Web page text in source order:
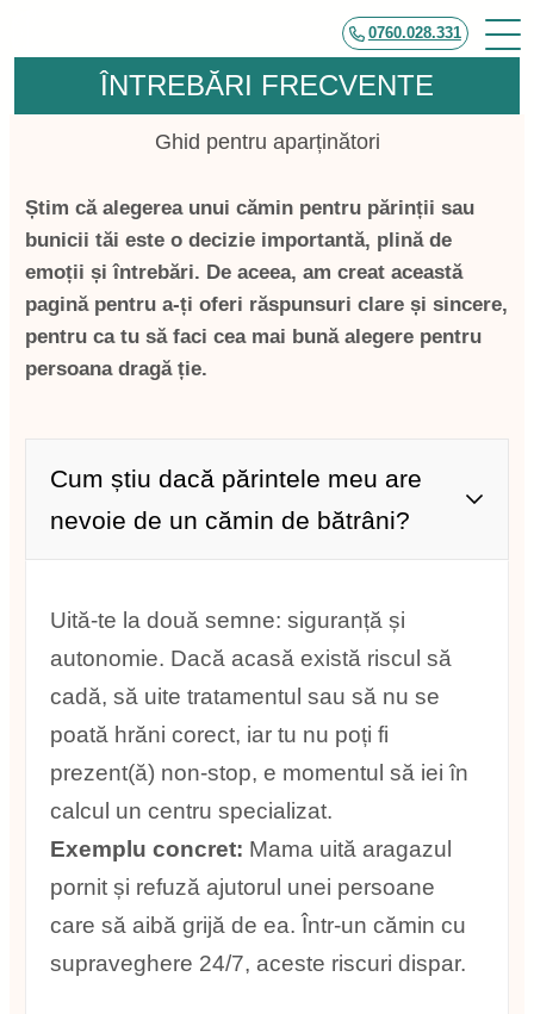
la
0760.028.331
ÎNTREBĂRI FRECVENTE
Ghid pentru aparținători
Știm că alegerea unui cămin pentru părinții sau
bunicii tăi este o decizie importantă, plină de
emoții și întrebări. De aceea, am creat această
pagină pentru a-ți oferi răspunsuri clare și sincere,
pentru ca tu să faci cea mai bună alegere pentru
persoana dragă ție.
Cum știu dacă părintele meu are
nevoie de un cămin de bătrâni?
Uită-te la două semne: siguranță și
autonomie. Dacă acasă există riscul să
cadă, să uite tratamentul sau să nu se
poată hrăni corect, iar tu nu poți fi
prezent(ă) non-stop, e momentul să iei în
calcul un centru specializat.
Exemplu concret: Mama uită aragazul
pornit și refuză ajutorul unei persoane
care să aibă grijă de ea. Într-un cămin cu
supraveghere 24/7, aceste riscuri dispar.